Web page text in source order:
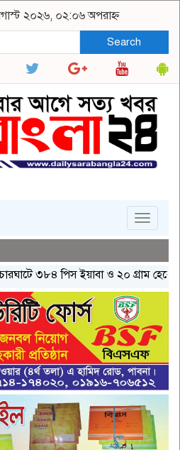
২০২৬, ০২:০৬ অপরাহ্ন
Search
Toggle
৩৮৪ পিস ইয়াবা ও ২০ গ্রাম হেরোইনসহ